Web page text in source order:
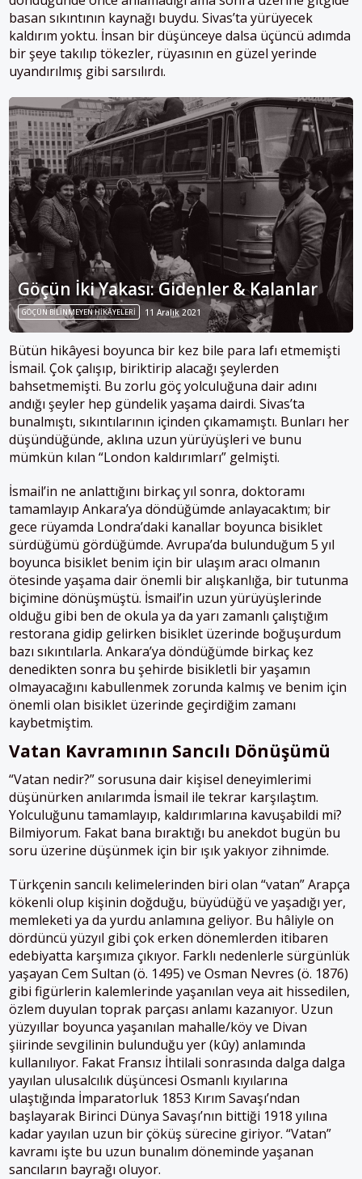
basan sıkıntının kaynağı buydu. Sivas’ta yürüyecek
kaldırım yoktu. İnsan bir düşünceye dalsa üçüncü adımda
bir şeye takılıp tökezler, rüyasının en güzel yerinde
uyandırılmış gibi sarsılırdı.
Göçün İki Yakası: Gidenler & Kalanlar
GÖÇÜN BILINMEYEN HIKÂYELERI 11 Aralık 2021
Bütün hikâyesi boyunca bir kez bile para lafı etmemişti
İsmail. Çok çalışıp, biriktirip alacağı şeylerden
bahsetmemişti. Bu zorlu göç yolculuğuna dair adını
andığı şeyler hep gündelik yaşama dairdi. Sivas’ta
bunalmıştı, sıkıntılarının içinden çıkamamıştı. Bunları her
düşündüğünde, aklına uzun yürüyüşleri ve bunu
mümkün kılan “London kaldırımları” gelmişti.
İsmail’in ne anlattığını birkaç yıl sonra, doktoramı
tamamlayıp Ankara’ya döndüğümde anlayacaktım; bir
gece rüyamda Londra’daki kanallar boyunca bisiklet
sürdüğümü gördüğümde. Avrupa’da bulunduğum 5 yıl
boyunca bisiklet benim için bir ulaşım aracı olmanın
ötesinde yaşama dair önemli bir alışkanlığa, bir tutunma
biçimine dönüşmüştü. İsmail’in uzun yürüyüşlerinde
olduğu gibi ben de okula ya da yarı zamanlı çalıştığım
restorana gidip gelirken bisiklet üzerinde boğuşurdum
bazı sıkıntılarla. Ankara’ya döndüğümde birkaç kez
denedikten sonra bu şehirde bisikletli bir yaşamın
olmayacağını kabullenmek zorunda kalmış ve benim için
önemli olan bisiklet üzerinde geçirdiğim zamanı
kaybetmiştim.
Vatan Kavramının Sancılı Dönüşümü
“Vatan nedir?” sorusuna dair kişisel deneyimlerimi
düşünürken anılarımda İsmail ile tekrar karşılaştım.
Yolculuğunu tamamlayıp, kaldırımlarına kavuşabildi mi?
Bilmiyorum. Fakat bana bıraktığı bu anekdot bugün bu
soru üzerine düşünmek için bir ışık yakıyor zihnimde.
Türkçenin sancılı kelimelerinden biri olan “vatan” Arapça
kökenli olup kişinin doğduğu, büyüdüğü ve yaşadığı yer,
memleketi ya da yurdu anlamına geliyor. Bu hâliyle on
dördüncü yüzyıl gibi çok erken dönemlerden itibaren
edebiyatta karşımıza çıkıyor. Farklı nedenlerle sürgünlük
yaşayan Cem Sultan (ö. 1495) ve Osman Nevres (ö. 1876)
gibi figürlerin kalemlerinde yaşanılan veya ait hissedilen,
özlem duyulan toprak parçası anlamı kazanıyor. Uzun
yüzyıllar boyunca yaşanılan mahalle/köy ve Divan
şiirinde sevgilinin bulunduğu yer (kûy) anlamında
kullanılıyor. Fakat Fransız İhtilali sonrasında dalga dalga
yayılan ulusalcılık düşüncesi Osmanlı kıyılarına
ulaştığında İmparatorluk 1853 Kırım Savaşı’ndan
başlayarak Birinci Dünya Savaşı’nın bittiği 1918 yılına
kadar yayılan uzun bir çöküş sürecine giriyor. “Vatan”
kavramı işte bu uzun bunalım döneminde yaşanan
sancıların bayrağı oluyor.